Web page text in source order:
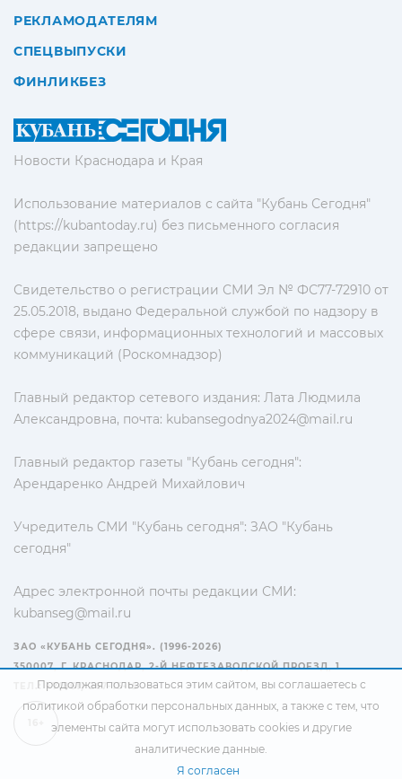
Новости Краснодара и Края
Использование материалов с сайта "Кубань Сегодня"
(https://kubantoday.ru) без письменного согласия
редакции запрещено
Свидетельство о регистрации СМИ Эл № ФС77-72910 от
25.05.2018, выдано Федеральной службой по надзору в
сфере связи, информационных технологий и массовых
коммуникаций (Роскомнадзор)
Главный редактор сетевого издания: Лата Людмила
Александровна, почта: kubansegodnya2024@mail.ru
Главный редактор газеты "Кубань сегодня":
Арендаренко Андрей Михайлович
Учредитель СМИ "Кубань сегодня": ЗАО "Кубань
сегодня"
Адрес электронной почты редакции СМИ:
kubanseg@mail.ru
РЕКЛАМОДАТЕЛЯМ
СПЕЦВЫПУСКИ
ФИНЛИКБЕЗ
ЗАО «КУБАНЬ СЕГОДНЯ». (1996-2026)
350007, Г. КРАСНОДАР, 2-Й НЕФТЕЗАВОДСКОЙ ПРОЕЗД, 1
ТЕЛ.: +7(861) 267-15-15
Продолжая пользоваться этим сайтом, вы соглашаетесь с
политикой обработки персональных данных, а также с тем, что
элементы сайта могут использовать cookies и другие
аналитические данные.
Я согласен